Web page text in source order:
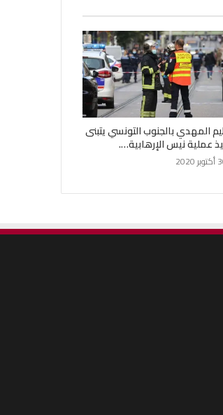
المهدي بالجنوب التونسي يتبنى
عملية نيس الإرهابية….
2020